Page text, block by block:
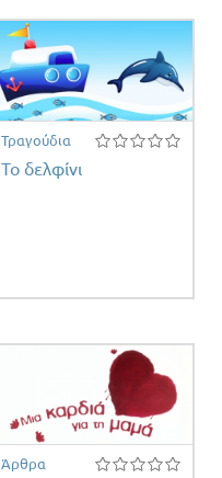
Τραγούδια
Το δελφίνι
Άρθρα